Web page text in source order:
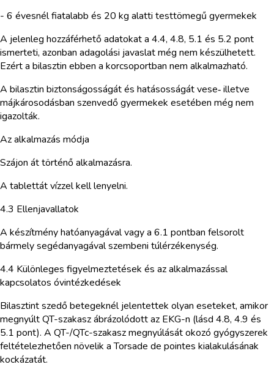
- 6 évesnél fiatalabb és 20 kg alatti testtömegű gyermekek
A jelenleg hozzáférhető adatokat a 4.4, 4.8, 5.1 és 5.2 pont
ismerteti, azonban adagolási javaslat még nem készülhetett.
Ezért a bilasztin ebben a korcsoportban nem alkalmazható.
A bilasztin biztonságosságát és hatásosságát vese‑ illetve
májkárosodásban szenvedő gyermekek esetében még nem
igazolták.
Az alkalmazás módja
Szájon át történő alkalmazásra.
A tablettát vízzel kell lenyelni.
4.3 Ellenjavallatok
A készítmény hatóanyagával vagy a 6.1 pontban felsorolt
bármely segédanyagával szembeni túlérzékenység.
4.4 Különleges figyelmeztetések és az alkalmazással
kapcsolatos óvintézkedések
Bilasztint szedő betegeknél jelentettek olyan eseteket, amikor
megnyúlt QT-szakasz ábrázolódott az EKG-n (lásd 4.8, 4.9 és
5.1 pont). A QT-/QTc-szakasz megnyúlását okozó gyógyszerek
feltételezhetően növelik a Torsade de pointes kialakulásának
kockázatát.